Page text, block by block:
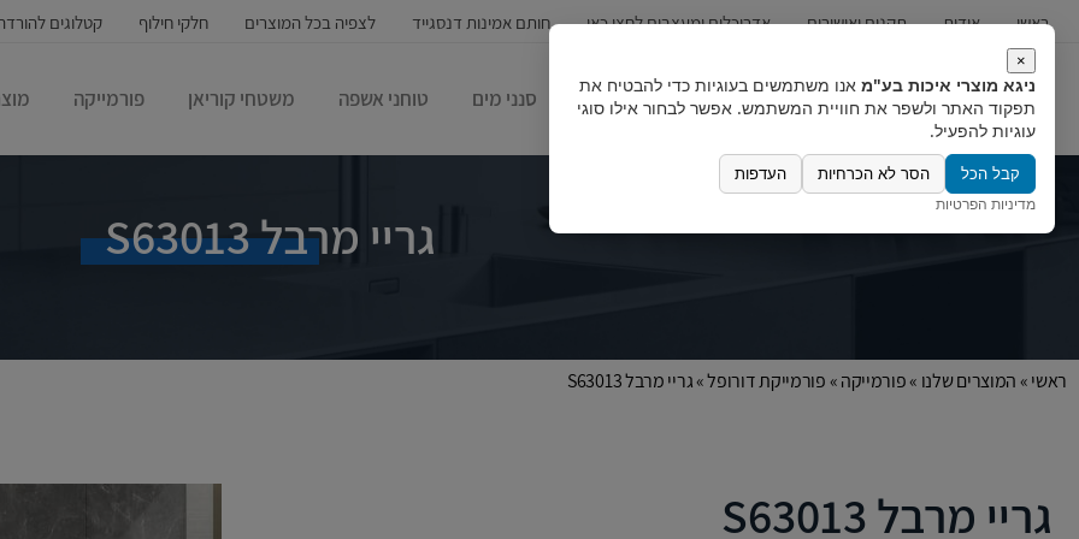
ראשי אודות תקנים ואישורים אדריכלים ומעצבים לחצו כאן חותם אמינות דנסגייד לצפיה בכל המוצרים חלקי חילוף קטלוגים
כיורים ברזים מערכות מים סנני מים טוחני אשפה משטחי קוריאן פורמייקה
גריי מרבל S63013
ראשי»המוצרים שלנו »פורמייקה»פורמייקת דורופל»גריי מרבל S63013
גריי מרבל S63013
×
ניגא מוצרי איכות בע"מ אנו משתמשים בעוגיות כדי להבטיח את
תפקוד האתר ולשפר את חוויית המשתמש. אפשר לבחור אילו סוגי
עוגיות להפעיל.
קבל הכל הסר לא הכרחיות העדפות
מדיניות הפרטיות